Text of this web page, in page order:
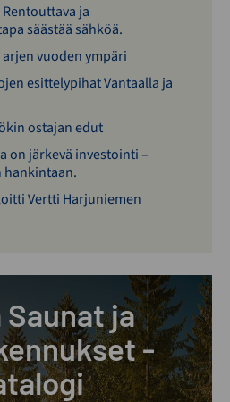
ja
säästää sähköä.
vuoden ympäri
esittelypihat Vantaalla ja
ostajan edut
on järkevä investointi –
hankintaan.
Vertti Harjuniemen
Saunat ja
-